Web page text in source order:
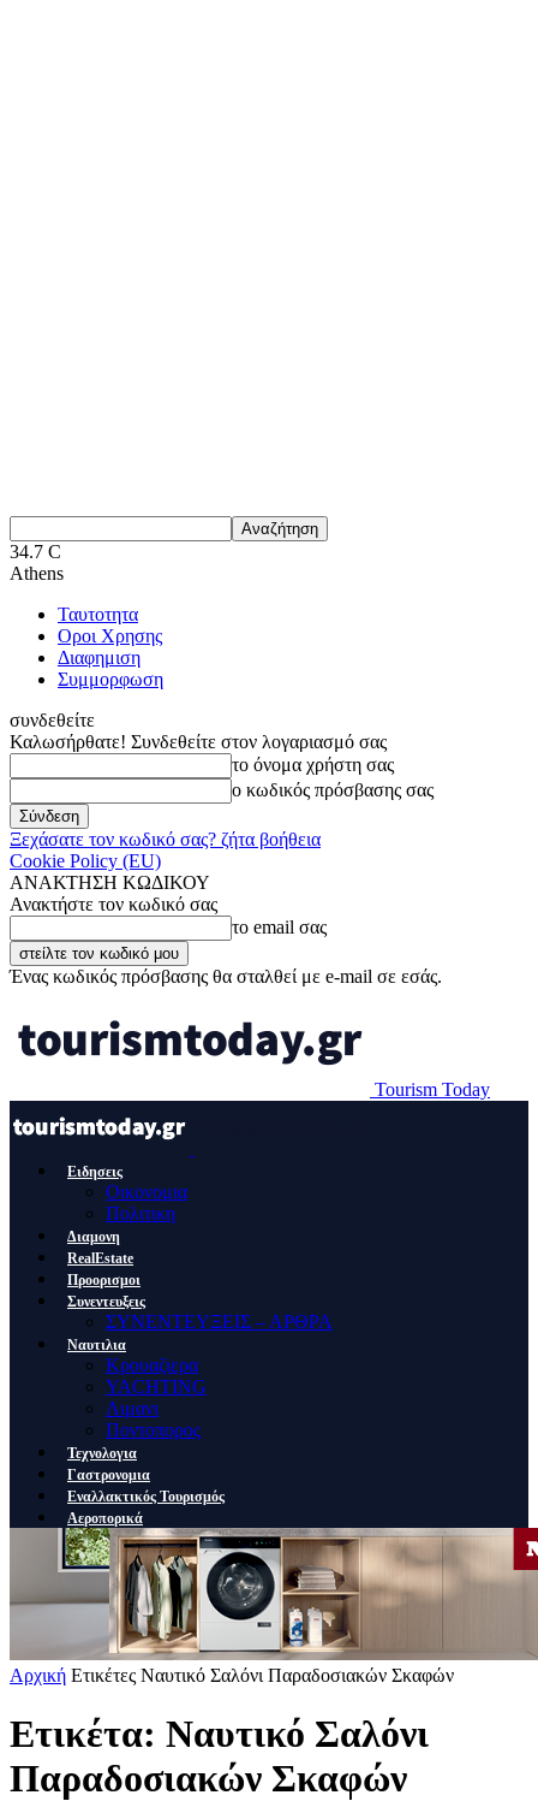
34.7 C
Athens
Ταυτοτητα
Οροι Χρησης
Διαφημιση
Συμμορφωση
συνδεθείτε
Καλωσήρθατε! Συνδεθείτε στον λογαριασμό σας
το όνομα χρήστη σας
ο κωδικός πρόσβασης σας
Ξεχάσατε τον κωδικό σας? ζήτα βοήθεια
Cookie Policy (EU)
ΑΝΑΚΤΗΣΗ ΚΩΔΙΚΟΥ
Ανακτήστε τον κωδικό σας
το email σας
Ένας κωδικός πρόσβασης θα σταλθεί με e-mail σε εσάς.
Tourism Today
Ειδησεις
Οικονομια
Πολιτικη
Διαμονη
RealEstate
Προορισμοι
Συνεντευξεις
ΣΥΝΕΝΤΕΥΞΕΙΣ – ΑΡΘΡΑ
Ναυτιλια
Κρουαζιερα
YACHTING
Λιμανι
Ποντοπορος
Τεχνολογια
Γαστρονομια
Εναλλακτικός Τουρισμός
Αεροπορικά
Αρχική Ετικέτες Ναυτικό Σαλόνι Παραδοσιακών Σκαφών
Ετικέτα: Ναυτικό Σαλόνι
Παραδοσιακών Σκαφών